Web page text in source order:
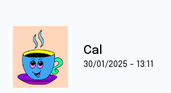
Cal
30/01/2025 - 13:11